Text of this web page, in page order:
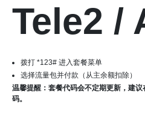
Tele2 /
拨打 *123# 进入套餐菜单
选择流量包并付款（从主余额扣除）
温馨提醒：套餐代码会不定期更新，建
码。